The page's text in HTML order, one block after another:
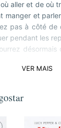
aller et de où
manger et
pas à côté de
pendant les
désormais
un
VER MAIS